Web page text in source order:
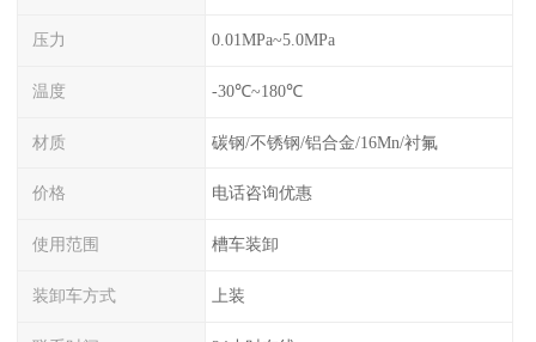
压力 0.01MPa~5.0MPa
温度 -30℃~180℃
材质 碳钢/不锈钢/铝合金/16Mn/衬氟
价格 电话咨询优惠
使用范围 槽车装卸
装卸车方式 上装